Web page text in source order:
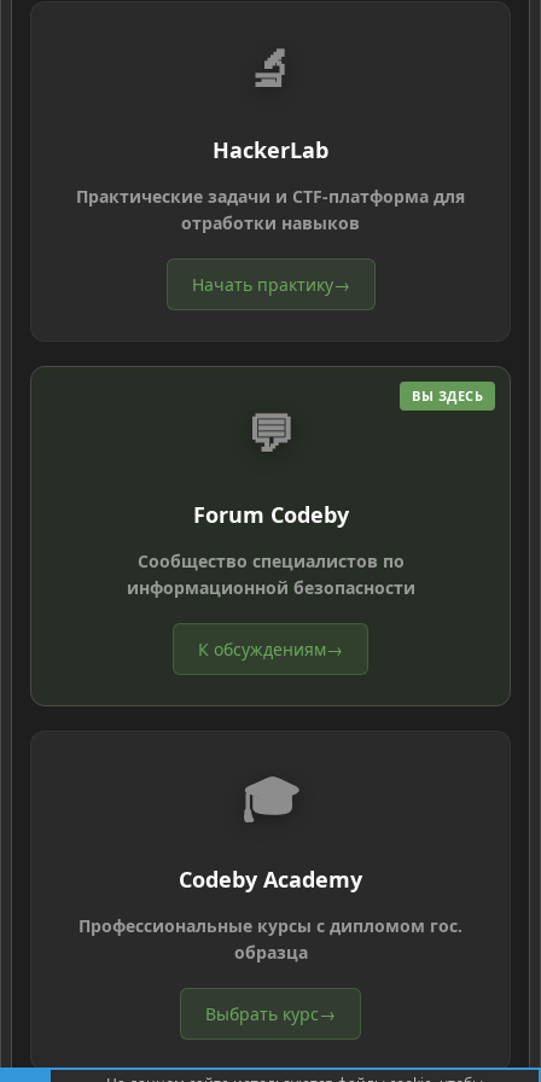
🔬
HackerLab
Практические задачи и CTF-платформа для
отработки навыков
Начать практику→
ВЫ ЗДЕСЬ
💬
Forum Codeby
Сообщество специалистов по
информационной безопасности
К обсуждениям→
🎓
Codeby Academy
Профессиональные курсы с дипломом гос.
образца
Выбрать курс→